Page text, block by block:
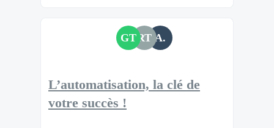
GT RT A.
L’automatisation, la clé de
votre succès !